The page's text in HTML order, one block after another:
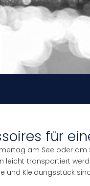
für
am See oder
transportiert
Kleidungsstück